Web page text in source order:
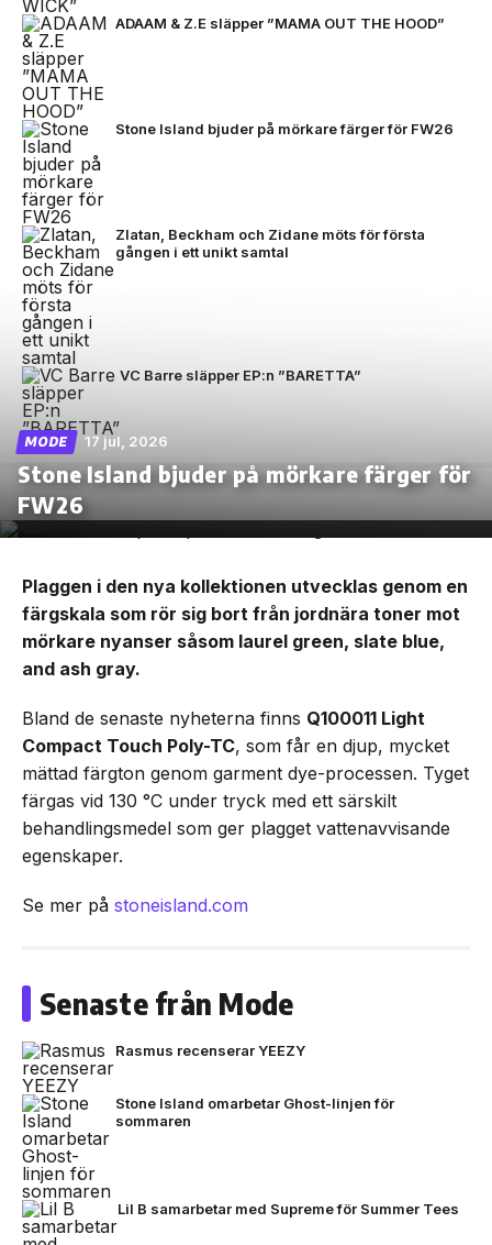
ADAAM & Z.E släpper ”MAMA OUT THE HOOD”
Stone Island bjuder på mörkare färger för FW26
Zlatan, Beckham och Zidane möts för första
gången i ett unikt samtal
VC Barre släpper EP:n ”BARETTA”
MODE 17 jul, 2026
Stone Island bjuder på mörkare färger för
FW26
Plaggen i den nya kollektionen utvecklas genom en
färgskala som rör sig bort från jordnära toner mot
mörkare nyanser såsom laurel green, slate blue,
and ash gray.
Bland de senaste nyheterna finns Q100011 Light
Compact Touch Poly-TC, som får en djup, mycket
mättad färgton genom garment dye-processen. Tyget
färgas vid 130 °C under tryck med ett särskilt
behandlingsmedel som ger plagget vattenavvisande
egenskaper.
Se mer på stoneisland.com
Senaste från Mode
Rasmus recenserar YEEZY
Stone Island omarbetar Ghost-linjen för
sommaren
Lil B samarbetar med Supreme för Summer Tees